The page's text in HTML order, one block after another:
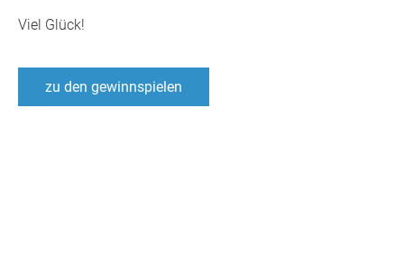
Viel Glück!
zu den gewinnspielen